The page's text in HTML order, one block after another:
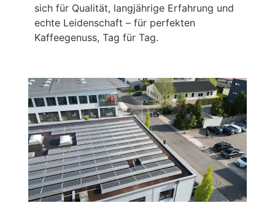
sich für Qualität, langjährige Erfahrung und
echte Leidenschaft – für perfekten
Kaffeegenuss, Tag für Tag.